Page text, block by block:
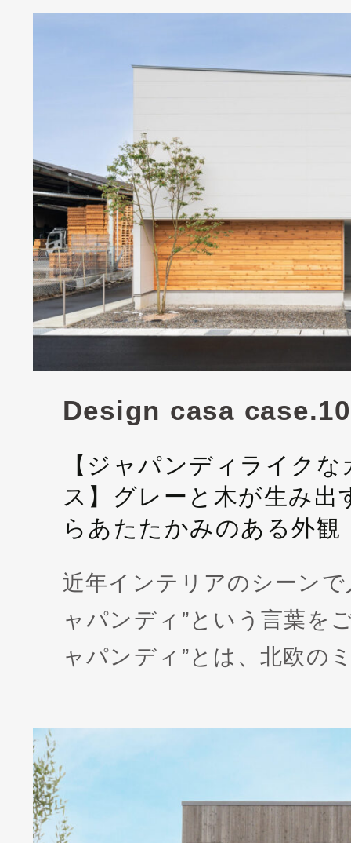
Design casa case.10
【ジャパンディライク
ス】グレーと木が生み出
らあたたかみのある外観
近年インテリアのシーン
ャパンディ”という言葉を
ャパンディ”とは、北欧の